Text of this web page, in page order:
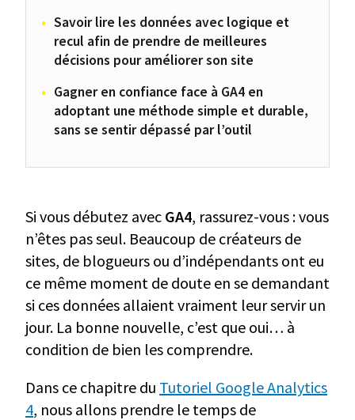
Savoir lire les données avec logique et
recul afin de prendre de meilleures
décisions pour améliorer son site
Gagner en confiance face à GA4 en
adoptant une méthode simple et durable,
sans se sentir dépassé par l’outil
Si vous débutez avec GA4, rassurez-vous : vous
n’êtes pas seul. Beaucoup de créateurs de
sites, de blogueurs ou d’indépendants ont eu
ce même moment de doute en se demandant
si ces données allaient vraiment leur servir un
jour. La bonne nouvelle, c’est que oui… à
condition de bien les comprendre.
Dans ce chapitre du Tutoriel Google Analytics
4, nous allons prendre le temps de